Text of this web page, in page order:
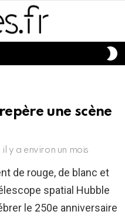
une scène
il y a environ un mois
de rouge, de blanc et
spatial Hubble
le 250e anniversaire